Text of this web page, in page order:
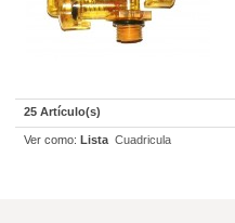
25 Artículo(s)
Ver como: Lista Cuadricula